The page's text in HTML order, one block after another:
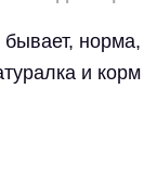
норма,
и корм